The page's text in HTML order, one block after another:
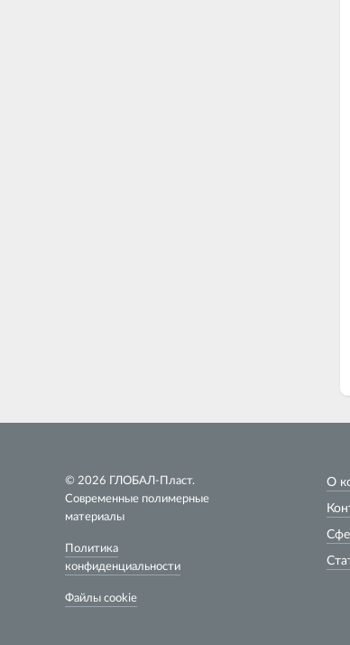
© 2026 ГЛОБАЛ-Пласт.
Современные полимерные
материалы
Политика
конфиденциальности
Файлы cookie
О